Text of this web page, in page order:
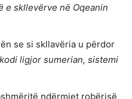
e skllevërve në Oqeanin
se si skllavëria u përdor
ligjor sumerian, sistemi
ndërmjet robërisë